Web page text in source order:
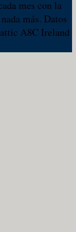
mes con la
más. Datos
A8C Ireland